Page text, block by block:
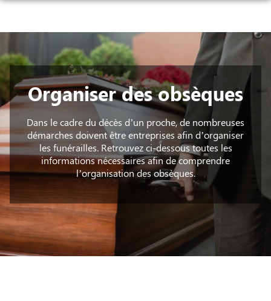
Aller
contenu
ORGANISER DES OBSÈQUES
PRÉVOIR SES OBSÈQUES
MONUMENTS FUNÉRAIRES
SERVICES AUX FAMILLES
NOS AGENCES
CHAMPAGNE-AU-MONT-D’OR
SAINT-CYR-AU-MONT-D’OR
NOTRE CHAMBRE FUNÉRAIRE
AVIS DE DÉCÈS
Organiser des obsèques
Dans le cadre du décès d’un proche, de nombreuses
démarches doivent être entreprises afin d’organiser
les funérailles. Retrouvez ci-dessous toutes les
informations nécessaires afin de comprendre
l’organisation des obsèques.